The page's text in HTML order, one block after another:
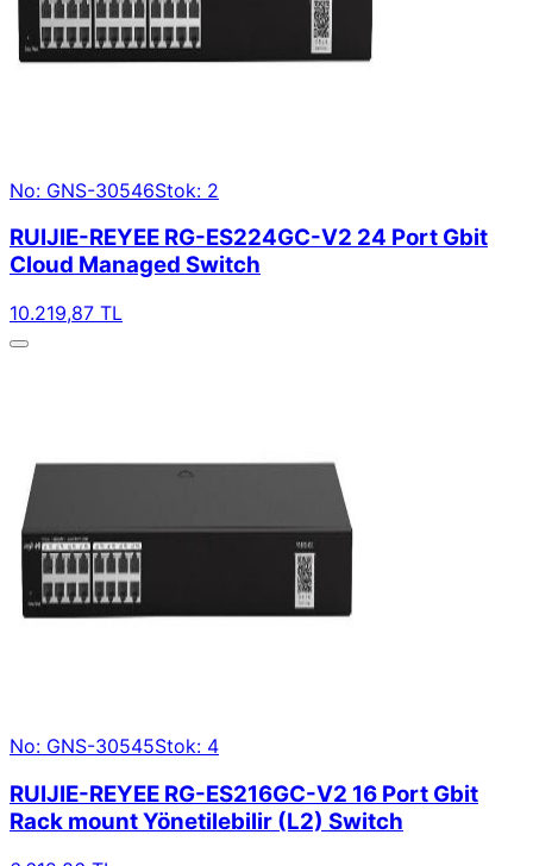
No: GNS-30546Stok: 2
RUIJIE-REYEE RG-ES224GC-V2 24 Port Gbit
Cloud Managed Switch
10.219,87 TL
No: GNS-30545Stok: 4
RUIJIE-REYEE RG-ES216GC-V2 16 Port Gbit
Rack mount Yönetilebilir (L2) Switch